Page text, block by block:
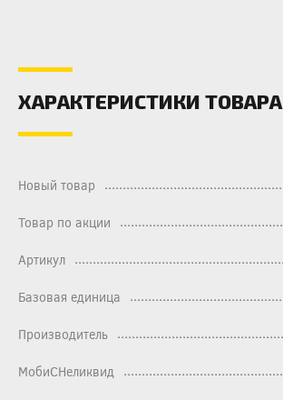
ХАРАКТЕРИСТИКИ ТОВАРА
Новый товар
Товар по акции
Артикул
Базовая единица
Производитель
МобиСНеликвид